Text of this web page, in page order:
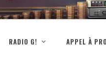
RADIO G! APPEL À